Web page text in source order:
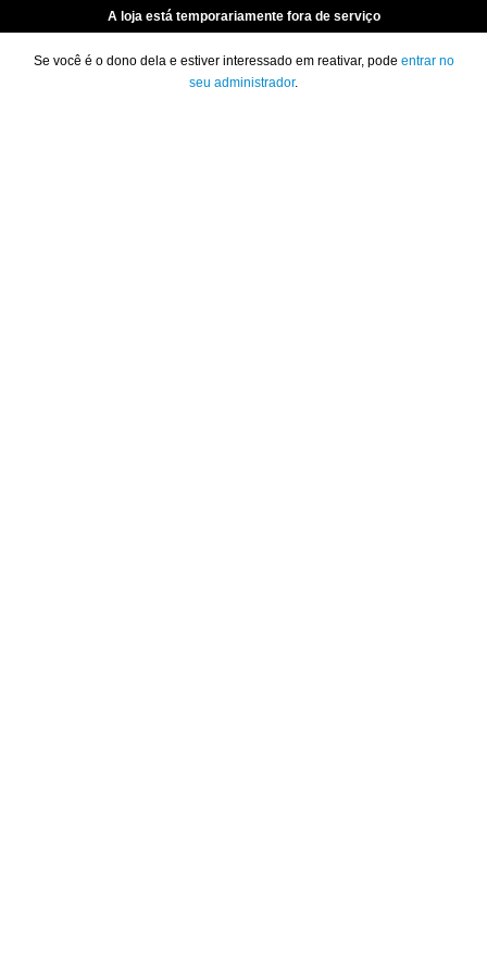
A loja está temporariamente fora de serviço
Se você é o dono dela e estiver interessado em reativar, pode entrar no
seu administrador.